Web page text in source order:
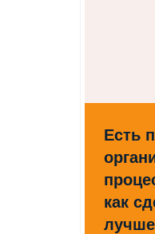
Есть
как